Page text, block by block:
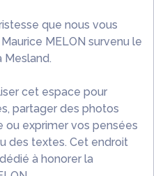
que nous vous
MELON survenu le
Mesland.
cet espace pour
partager des photos
ou exprimer vos pensées
des textes. Cet endroit
à honorer la